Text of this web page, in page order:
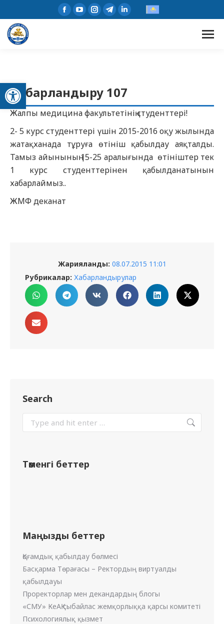
Open toolbar
Хабарландыру 107
Жалпы медицина факультетінің студенттері!
2- 5 курс студенттері үшін 2015-2016 оқу жылында
жатақханада тұруға өтініш қабылдау аяқталды.
Тамыз айынының 15-25 аралығында өтініштер тек
1 курс студенттерінен қабылданатынын
хабарлаймыз..
ЖМФ деканат
Жарияланды: 08.07.2015 11:01
Рубрикалар: Хабарландырулар
Search
Төменгі беттер
Маңызды беттер
Қоғамдық қабылдау бөлмесі
Басқарма Төрағасы – Ректордың виртуалды
қабылдауы
Проректорлар мен декандардың блогы
«СМУ» КеАҚ сыбайлас жемқорлыққа қарсы комитеті
Психологиялық қызмет